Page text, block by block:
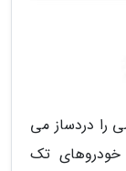
را دردساز می
خودروهای تک